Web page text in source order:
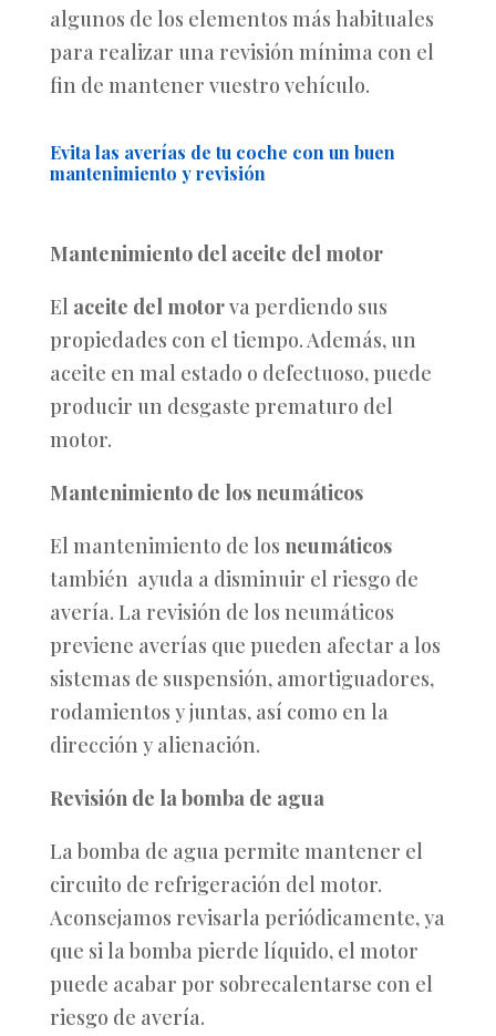
algunos de los elementos más habituales
para realizar una revisión mínima con el
fin de mantener vuestro vehículo.
Evita las averías de tu coche con un buen
mantenimiento y revisión
Mantenimiento del aceite del motor
El aceite del motorva perdiendo sus
propiedades con el tiempo. Además, un
aceite en mal estado o defectuoso, puede
producir un desgaste prematuro del
motor.
Mantenimiento de los neumáticos
El mantenimiento de los neumáticos
también ayuda a disminuir el riesgo de
avería. La revisión de los neumáticos
previene averías que pueden afectar a los
sistemas de suspensión, amortiguadores,
rodamientos y juntas, así como en la
dirección y alienación.
Revisión de la bomba de agua
La bomba de agua permite mantener el
circuito de refrigeración del motor.
Aconsejamos revisarla periódicamente, ya
que si la bomba pierde líquido, el motor
puede acabar por sobrecalentarse con el
riesgo de avería.